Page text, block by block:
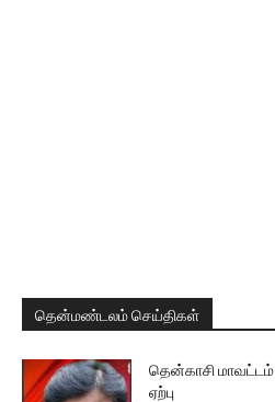
தென்மண்டலம் செய்திகள்
தென்காசி மாவட்டம்
ஏற்பு